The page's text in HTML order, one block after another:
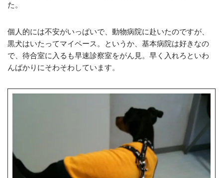
た。
個人的には不安がいっぱいで、動物病院に赴いたのですが、
黒犬はいたってマイペース。というか、基本病院は好きなの
で、待合室に入るも早速診察室をがん見。早く入れろといわ
んばかりにそわそわしています。